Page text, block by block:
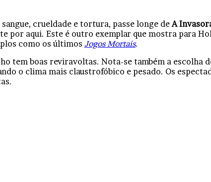
crueldade e tortura, passe longe de A
por aqui. Este é outro exemplar que mostra para
como os últimos Jogos Mortais.
tem boas reviravoltas. Nota-se também a escolha
o clima mais claustrofóbico e pesado. Os